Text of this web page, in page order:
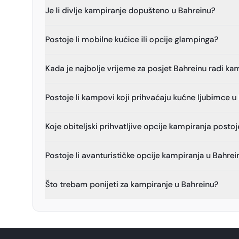
Je li divlje kampiranje dopušteno u Bahreinu?
Postoje li mobilne kućice ili opcije glampinga?
Kada je najbolje vrijeme za posjet Bahreinu radi
Postoje li kampovi koji prihvaćaju kućne ljubimce u
Koje obiteljski prihvatljive opcije kampiranja
Postoje li avanturističke opcije kampiranja u
Što trebam ponijeti za kampiranje u Bahreinu?